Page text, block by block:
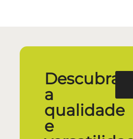
Descubra
a
qualidade
e